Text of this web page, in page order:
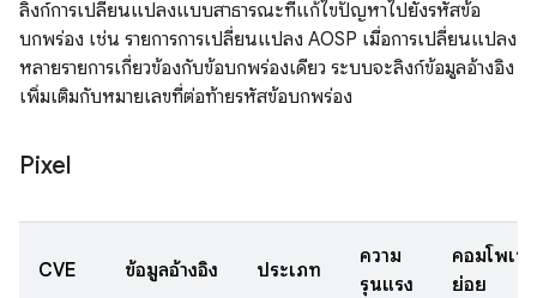
ลิงก์การเปลี่ยนแปลงแบบสาธารณะที่แก้ไขปัญหาไปยังรหัสข้อ
บกพร่อง เช่น รายการการเปลี่ยนแปลง AOSP เมื่อการเปลี่ยนแปลง
หลายรายการเกี่ยวข้องกับข้อบกพร่องเดียว ระบบจะลิงก์ข้อมูลอ้างอิง
เพิ่มเติมกับหมายเลขที่ต่อท้ายรหัสข้อบกพร่อง
Pixel
CVE ข้อมูลอ้างอิง ประเภท
ความ
รุนแรง
คอมโพเน
ย่อย